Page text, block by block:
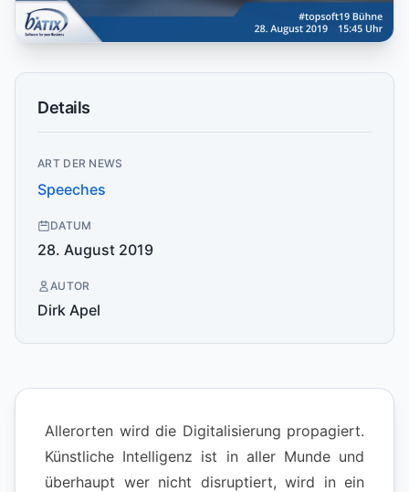
Details
ART DER NEWS
Speeches
DATUM
28. August 2019
AUTOR
Dirk Apel
Allerorten wird die Digitalisierung propagiert.
Künstliche Intelligenz ist in aller Munde und
überhaupt wer nicht disruptiert, wird in ein